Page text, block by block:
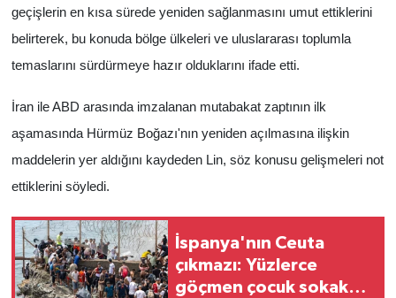
geçişlerin en kısa sürede yeniden sağlanmasını umut ettiklerini
belirterek, bu konuda bölge ülkeleri ve uluslararası toplumla
temaslarını sürdürmeye hazır olduklarını ifade etti.
İran ile ABD arasında imzalanan mutabakat zaptının ilk
aşamasında Hürmüz Boğazı'nın yeniden açılmasına ilişkin
maddelerin yer aldığını kaydeden Lin, söz konusu gelişmeleri not
ettiklerini söyledi.
İspanya'nın Ceuta
çıkmazı: Yüzlerce
göçmen çocuk sokakta